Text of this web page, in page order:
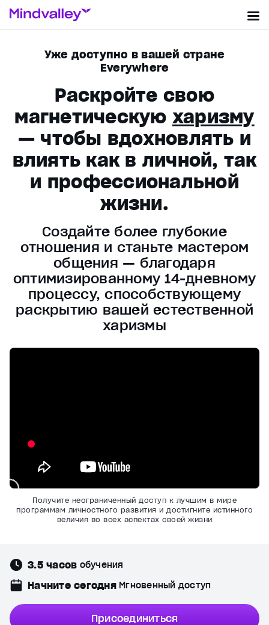
Уже доступно в вашей стране
Everywhere
Раскройте свою
магнетическую харизму
— чтобы вдохновлять и
влиять как в личной, так
и профессиональной
жизни.
Создайте более глубокие
отношения и станьте мастером
общения — благодаря
оптимизированному 14-дневному
процессу, способствующему
раскрытию вашей естественной
харизмы
Получите неограниченный доступ к лучшим в мире
программам личностного развития и достигните истинного
величия во всех аспектах своей жизни
3.5 часов обучения
Начните сегодня Мгновенный доступ
Присоединиться